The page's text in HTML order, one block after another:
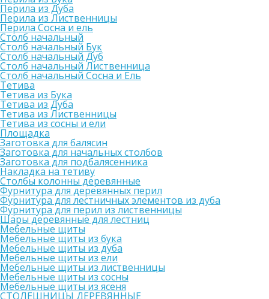
Перила из Дуба
Перила из Лиственницы
Перила Сосна и ель
Столб начальный
Столб начальный Бук
Столб начальный Дуб
Столб начальный Лиственница
Столб начальный Сосна и Ель
Тетива
Тетива из Бука
Тетива из Дуба
Тетива из Лиственницы
Тетива из сосны и ели
Площадка
Заготовка для балясин
Заготовка для начальных столбов
Заготовка для подбалясенника
Накладка на тетиву
Столбы колонны деревянные
Фурнитура для деревянных перил
Фурнитура для лестничных элементов из дуба
Фурнитура для перил из лиственницы
Шары деревянные для лестниц
Мебельные щиты
Мебельные щиты из бука
Мебельные щиты из дуба
Мебельные щиты из ели
Мебельные щиты из лиственницы
Мебельные щиты из сосны
Мебельные щиты из ясеня
СТОЛЕШНИЦЫ ДЕРЕВЯННЫЕ